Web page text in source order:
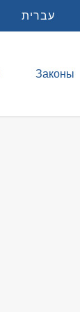
עברית
Законы